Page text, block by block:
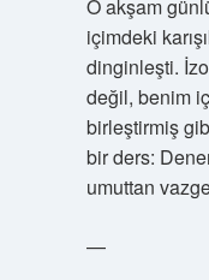
O akşam
içimdeki
dinginleşti.
değil, benim
birleştirmiş
bir ders:
umuttan
—